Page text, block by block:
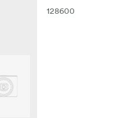
128600